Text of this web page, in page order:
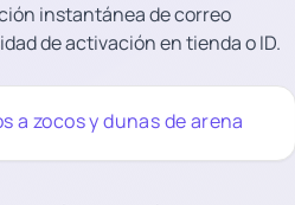
instantánea de correo
de activación en tienda o ID.
a zocos y dunas de arena